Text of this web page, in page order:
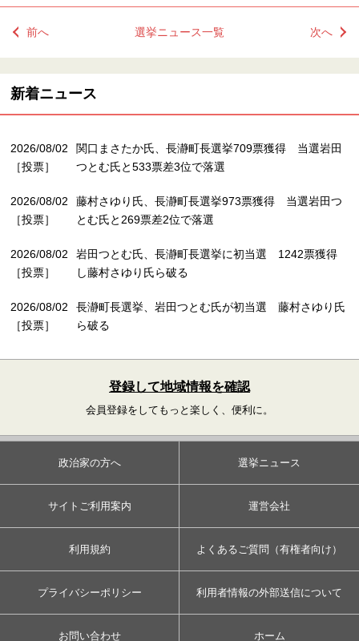
前へ 選挙ニュース一覧 次へ
新着ニュース
2026/08/02
［投票］
関口まさたか氏、長瀞町長選挙709票獲得 当選岩田
つとむ氏と533票差3位で落選
2026/08/02
［投票］
藤村さゆり氏、長瀞町長選挙973票獲得 当選岩田つ
とむ氏と269票差2位で落選
2026/08/02
［投票］
岩田つとむ氏、長瀞町長選挙に初当選 1242票獲得
し藤村さゆり氏ら破る
2026/08/02
［投票］
長瀞町長選挙、岩田つとむ氏が初当選 藤村さゆり氏
ら破る
登録して地域情報を確認
会員登録をしてもっと楽しく、便利に。
政治家の方へ 選挙ニュース
サイトご利用案内 運営会社
利用規約 よくあるご質問（有権者向け）
プライバシーポリシー 利用者情報の外部送信について
お問い合わせ ホーム